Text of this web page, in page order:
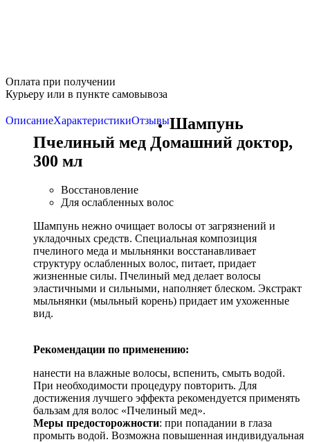
Оплата при получении
Курьеру или в пункте самовывоза
ОписаниеХарактеристикиОтзывыШампунь
Пчелиный мед Домашний доктор,
300 мл
Восстановление
Для ослабленных волос
Шампунь нежно очищает волосы от загрязнений и
укладочных средств. Специальная композиция
пчелиного меда и мыльнянки восстанавливает
структуру ослабленных волос, питает, придает
жизненные силы. Пчелиный мед делает волосы
эластичными и сильными, наполняет блеском. Экстракт
мыльнянки (мыльный корень) придает им ухоженные
вид.
Рекомендации по применению:
нанести на влажные волосы, вспенить, смыть водой.
При необходимости процедуру повторить. Для
достижения лучшего эффекта рекомендуется применять
бальзам для волос «Пчелиный мед».
Меры предосторожности: при попадании в глаза
промыть водой. Возможна повышенная индивидуальная